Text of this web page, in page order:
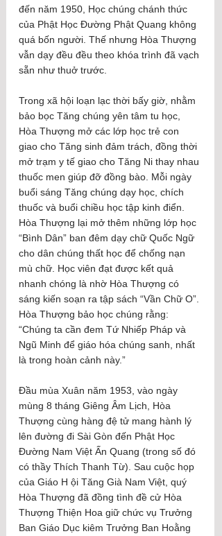
đến năm 1950, Học chúng chánh thức
của Phật Học Đường Phật Quang không
quá bốn người. Thế nhưng Hòa Thượng
vẫn dạy đều đều theo khóa trình đã vạch
sẵn như thuở trước.
Trong xã hội loạn lạc thời bấy giờ, nhằm
bảo bọc Tăng chúng yên tâm tu học,
Hòa Thượng mở các lớp học trẻ con
giao cho Tăng sinh đảm trách, đồng thời
mở trạm y tế giao cho Tăng Ni thay nhau
thuốc men giúp đỡ đồng bào. Mỗi ngày
buổi sáng Tăng chúng dạy học, chích
thuốc và buổi chiều học tập kinh điển.
Hòa Thượng lại mở thêm những lớp học
“Bình Dân” ban đêm dạy chữ Quốc Ngữ
cho dân chúng thất học để chống nạn
mù chữ. Học viên đạt được kết quả
nhanh chóng là nhờ Hòa Thượng có
sáng kiến soạn ra tập sách “Vần Chữ O”.
Hòa Thượng bảo học chúng rằng:
“Chúng ta cần đem Tứ Nhiếp Pháp và
Ngũ Minh để giáo hóa chúng sanh, nhất
là trong hoàn cảnh này.”
Đầu mùa Xuân năm 1953, vào ngày
mùng 8 tháng Giêng Âm Lịch, Hòa
Thượng cùng hàng đệ tử mang hành lý
lên đường đi Sài Gòn đến Phật Học
Đường Nam Việt Ấn Quang (trong số đó
có thầy Thích Thanh Từ). Sau cuộc họp
của Giáo H ội Tăng Già Nam Việt, quý
Hòa Thượng đã đồng tình đề cử Hòa
Thượng Thiện Hoa giữ chức vụ Trưởng
Ban Giáo Dục kiêm Trưởng Ban Hoằng